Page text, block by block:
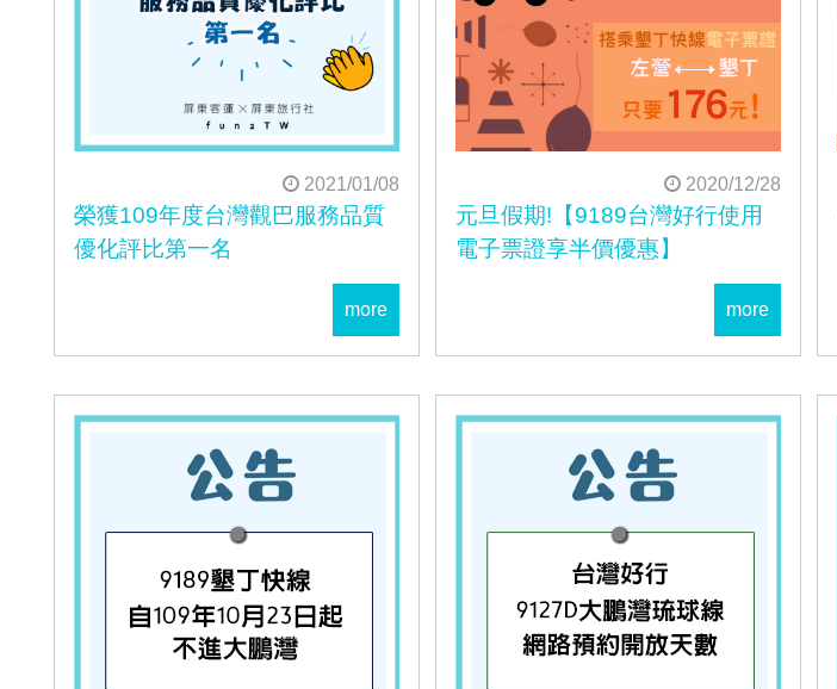
2021/01/08
榮獲109年度台灣觀巴服務品質
優化評比第一名
more
2020/12/28
元旦假期!【9189台灣好行使用
電子票證享半價優惠】
more